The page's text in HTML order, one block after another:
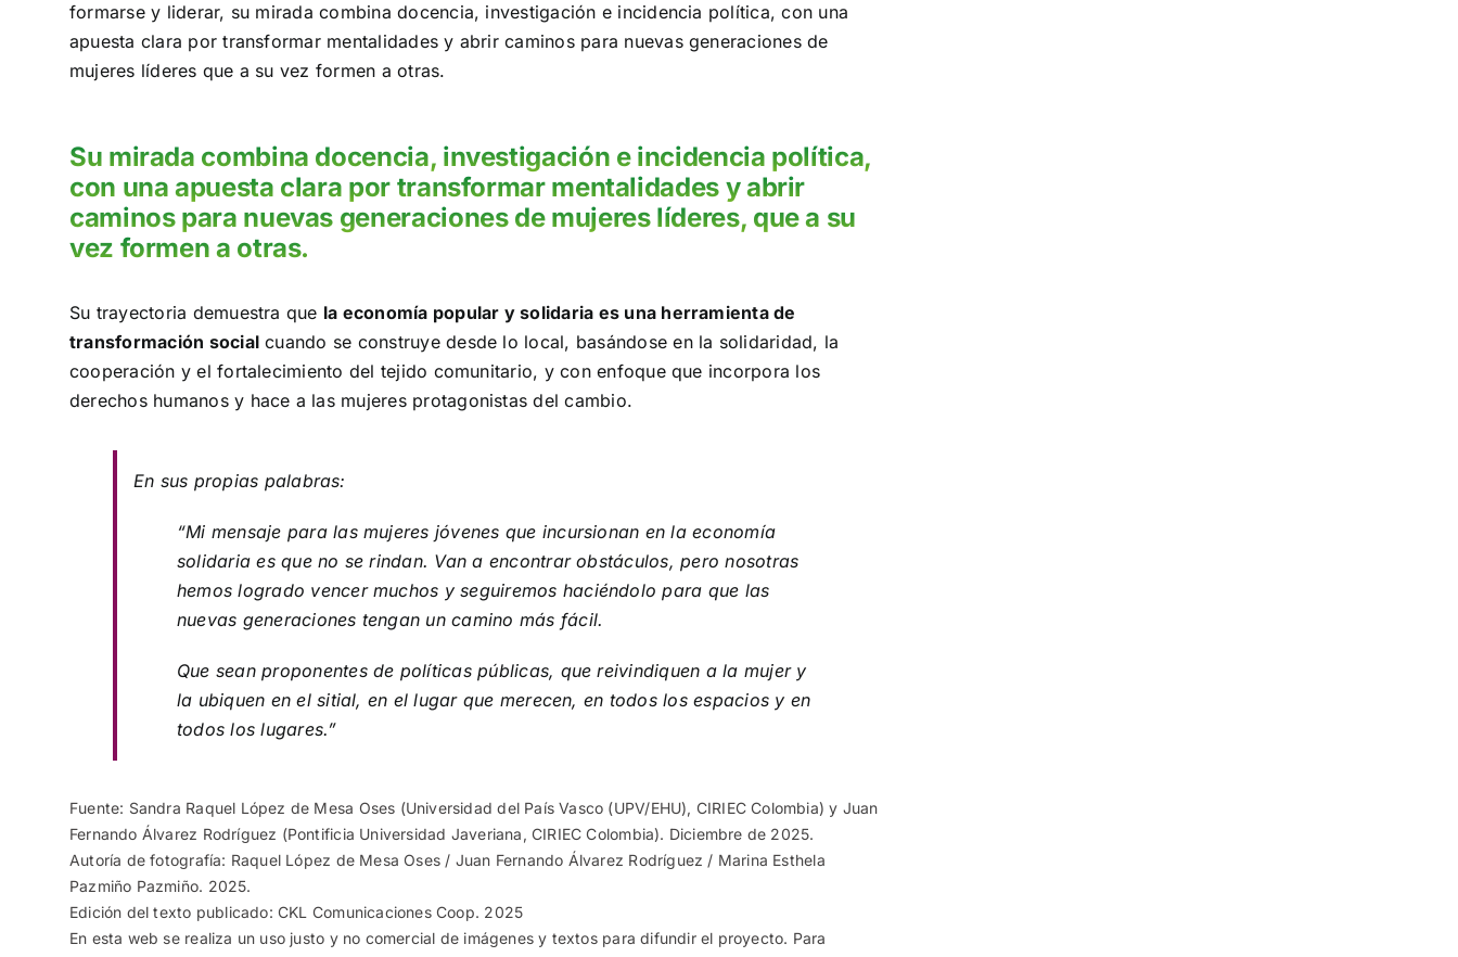
formarse y liderar, su mirada combina docencia, investigación e incidencia política, con una
apuesta clara por transformar mentalidades y abrir caminos para nuevas generaciones de
mujeres líderes que a su vez formen a otras.
Su mirada combina docencia, investigación e incidencia política,
con una apuesta clara por transformar mentalidades y abrir
caminos para nuevas generaciones de mujeres líderes, que a su
vez formen a otras.
Su trayectoria demuestra que la economía popular y solidaria es una herramienta de
transformación social cuando se construye desde lo local, basándose en la solidaridad, la
cooperación y el fortalecimiento del tejido comunitario, y con enfoque que incorpora los
derechos humanos y hace a las mujeres protagonistas del cambio.
En sus propias palabras:
“Mi mensaje para las mujeres jóvenes que incursionan en la economía
solidaria es que no se rindan. Van a encontrar obstáculos, pero nosotras
hemos logrado vencer muchos y seguiremos haciéndolo para que las
nuevas generaciones tengan un camino más fácil.
Que sean proponentes de políticas públicas, que reivindiquen a la mujer y
la ubiquen en el sitial, en el lugar que merecen, en todos los espacios y en
todos los lugares.”
Fuente: Sandra Raquel López de Mesa Oses (Universidad del País Vasco (UPV/EHU), CIRIEC Colombia) y Juan
Fernando Álvarez Rodríguez (Pontificia Universidad Javeriana, CIRIEC Colombia). Diciembre de 2025.
Autoría de fotografía: Raquel López de Mesa Oses / Juan Fernando Álvarez Rodríguez / Marina Esthela
Pazmiño Pazmiño. 2025.
Edición del texto publicado: CKL Comunicaciones Coop. 2025
En esta web se realiza un uso justo y no comercial de imágenes y textos para difundir el proyecto. Para